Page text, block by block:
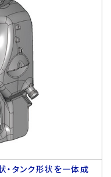
・タンク形状を一体成